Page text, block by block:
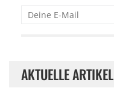
AKTUELLE ARTIKEL